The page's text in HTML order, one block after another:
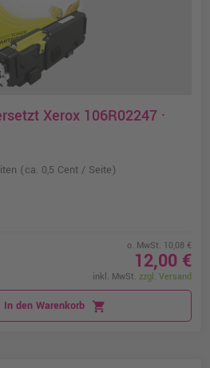
Xerox 106R02247 ·
(ca. 0,5 Cent / Seite)
o. MwSt. 10,08 €
12,00 €
inkl. MwSt. zzgl. Versand
In den Warenkorb shopping_cart